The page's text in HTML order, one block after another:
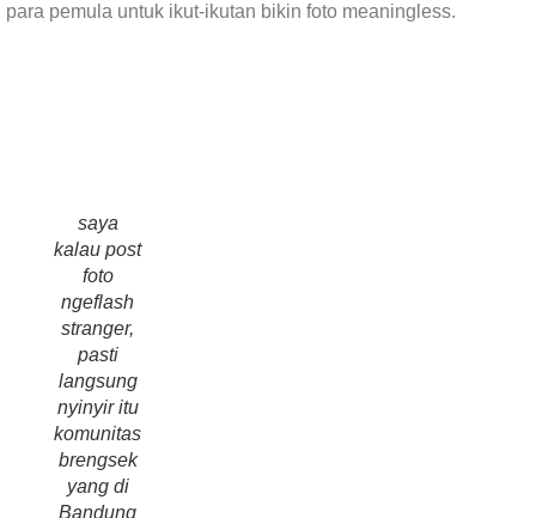
para pemula untuk ikut-ikutan bikin foto meaningless.
saya
kalau post
foto
ngeflash
stranger,
pasti
langsung
nyinyir itu
komunitas
brengsek
yang di
Bandung